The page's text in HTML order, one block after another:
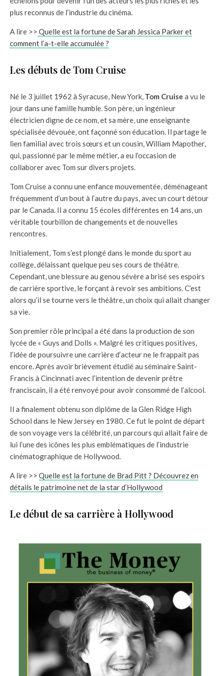
plus reconnus de l’industrie du cinéma.
A lire >> Quelle est la fortune de Sarah Jessica Parker et
comment l’a-t-elle accumulée ?
Les débuts de Tom Cruise
Né le 3 juillet 1962 à Syracuse, New York, Tom Cruise a vu le
jour dans une famille humble. Son père, un ingénieur
électricien digne de ce nom, et sa mère, une enseignante
spécialisée dévouée, ont façonné son éducation. Il partage le
lien familial avec trois sœurs et un cousin, William Mapother,
qui, passionné par le même métier, a eu l’occasion de
collaborer avec Tom sur divers projets.
Tom Cruise a connu une enfance mouvementée, déménageant
fréquemment d’un bout à l’autre du pays, avec un court détour
par le Canada. Il a connu 15 écoles différentes en 14 ans, un
véritable tourbillon de changements et de nouvelles
rencontres.
Initialement, Tom s’est plongé dans le monde du sport au
collège, délaissant quelque peu ses cours de théâtre.
Cependant, une blessure au genou sévère a brisé ses espoirs
de carrière sportive, le forçant à revoir ses ambitions. C’est
alors qu’il se tourne vers le théâtre, un choix qui allait changer
sa vie.
Son premier rôle principal a été dans la production de son
lycée de « Guys and Dolls ». Malgré les critiques positives,
l’idée de poursuivre une carrière d’acteur ne le frappait pas
encore. Après avoir brièvement étudié au séminaire Saint-
Francis à Cincinnati avec l’intention de devenir prêtre
franciscain, il a été renvoyé pour avoir consommé de l’alcool.
Il a finalement obtenu son diplôme de la Glen Ridge High
School dans le New Jersey en 1980. Ce fut le point de départ
de son voyage vers la célébrité, un parcours qui allait faire de
lui l’une des icônes les plus emblématiques de l’industrie
cinématographique de Hollywood.
A lire >> Quelle est la fortune de Brad Pitt ? Découvrez en
détails le patrimoine net de la star d’Hollywood
Le début de sa carrière à Hollywood